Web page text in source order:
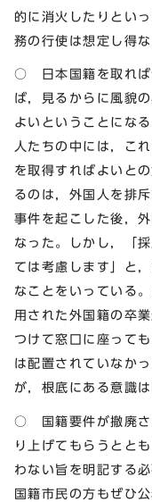
的に消火したりとい
務の行使は想定し得な
○ 日本国籍を取れば
ば，見るからに風貌
よいということにな
人たちの中には，こ
を取得すればよいと
るのは，外国人を排
事件を起こした後，
なった。しかし，「
ては考慮します」と
なことをいっている
用された外国籍の卒
つけて窓口に座って
は配置されていなか
が，根底にある意識
○ 国籍要件が撤廃さ
り上げてもらうとと
わない旨を明記する
国籍市民の方もぜひ